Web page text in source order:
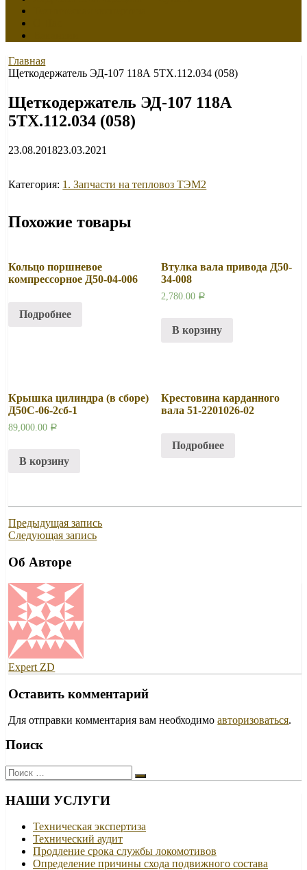
Главная
Щеткодержатель ЭД-107 118А 5ТХ.112.034 (058)
Щеткодержатель ЭД-107 118А
5ТХ.112.034 (058)
23.08.201823.03.2021
Категория: 1. Запчасти на тепловоз ТЭМ2
Похожие товары
Кольцо поршневое
компрессорное Д50-04-006
Подробнее
Втулка вала привода Д50-
34-008
2,780.00 Р
В корзину
Крышка цилиндра (в сборе)
Д50С-06-2сб-1
89,000.00 Р
В корзину
Крестовина карданного
вала 51-2201026-02
Подробнее
Предыдущая запись
Следующая запись
Об Авторе
Expert ZD
Оставить комментарий
Для отправки комментария вам необходимоавторизоваться.
Поиск
Поиск:
НАШИ УСЛУГИ
Техническая экспертиза
Технический аудит
Продление срока службы локомотивов
Определение причины схода подвижного состава